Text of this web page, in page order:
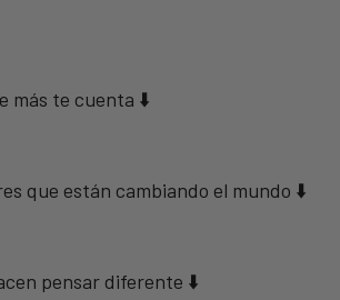
más te cuenta ⬇️
que están cambiando el mundo ⬇️
pensar diferente ⬇️